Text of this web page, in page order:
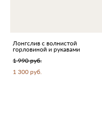
Лонгслив с волнистой
горловиной и рукавами
1 990 pуб.
1 300 pуб.